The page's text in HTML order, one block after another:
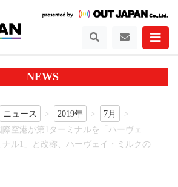
NEWS
ニュース 2019年
7月
空港が第1ターミナルを「ハーヴェ
ル1」と改称、ハーヴェイ・ミルクの